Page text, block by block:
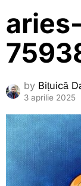
aries-
by Bițuică
3 aprilie 2025